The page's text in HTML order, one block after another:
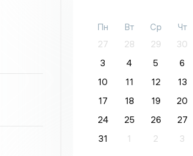
Пн Вт Ср Чт
27
28 29 30
3
4 5 6
10
11 12 13
17
18 19 20
24
25 26 27
31
1 2 3